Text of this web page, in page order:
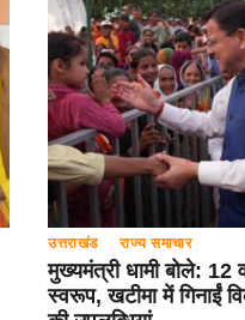
उत्तराखंड राज्य समाचार
मुख्यमंत्री धामी बोले: 12
स्वरूप, खटीमा में गिनाईं